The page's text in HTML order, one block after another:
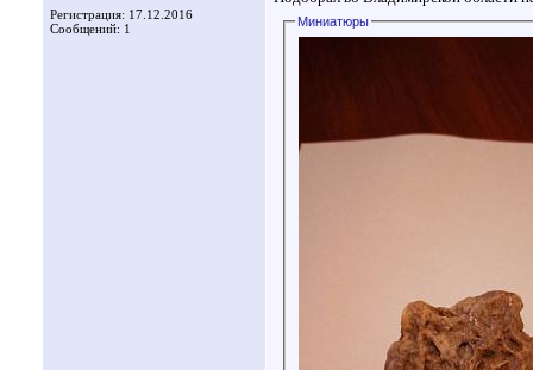
Регистрация: 17.12.2016
Сообщений: 1
Миниатюры